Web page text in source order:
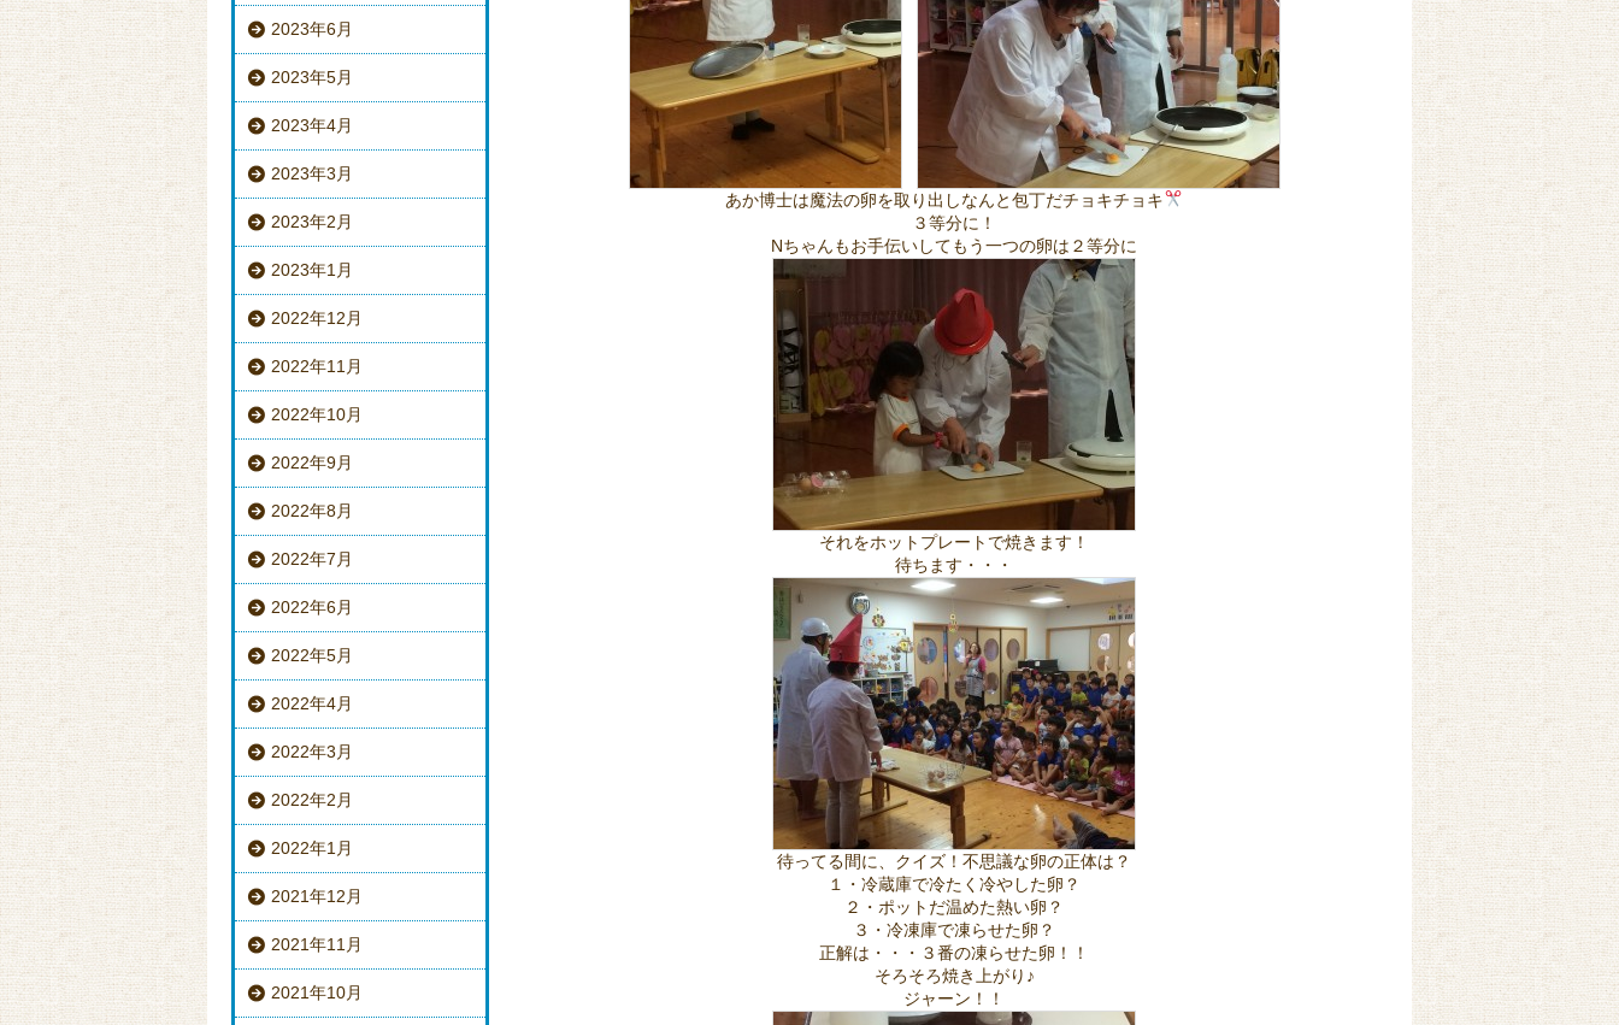
2023年6月
2023年5月
2023年4月
2023年3月
2023年2月
2023年1月
2022年12月
2022年11月
2022年10月
2022年9月
2022年8月
2022年7月
2022年6月
2022年5月
2022年4月
2022年3月
2022年2月
2022年1月
2021年12月
2021年11月
2021年10月
あか博士は魔法の卵を取り出しなんと包丁だチョキチョキ
３等分に！
Nちゃんもお手伝いしてもう一つの卵は２等分に
それをホットプレートで焼きます！
待ちます・・・
待ってる間に、クイズ！不思議な卵の正体は？
１・冷蔵庫で冷たく冷やした卵？
２・ポットだ温めた熱い卵？
３・冷凍庫で凍らせた卵？
正解は・・・３番の凍らせた卵！！
そろそろ焼き上がり♪
ジャーン！！